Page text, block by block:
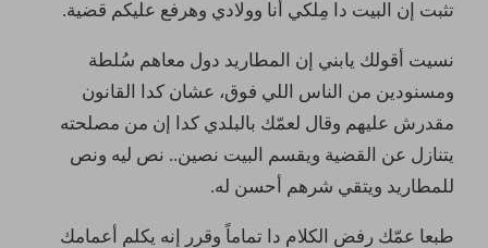
تثبت إن البيت دا مِلكي أنا وولادي وهرفع عليكم قضية.
نسيت أقولك يابني إن المطاريد دول معاهم سُلطة
ومسنودين من الناس اللي فوق، عشان كدا القانون
مقدرش عليهم وقال لعمّك بالبلدي كدا إن من مصلحته
يتنازل عن القضية ويقسم البيت نصين.. نص ليه ونص
للمطاريد ويتقي شرهم أحسن له.
طبعا عمّك رفض الكلام دا تماماً وقرر إنه يكلم أعمامك